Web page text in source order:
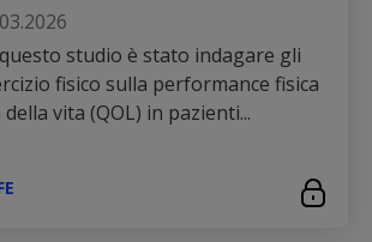
studio è stato indagare gli
fisico sulla performance fisica
vita (QOL) in pazienti...